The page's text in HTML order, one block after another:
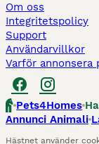
Om oss
Integritetspolicy
Support
Användarvillkor
Varför annonsera
Pets4Homes
Annunci Animali
Hästnet använder